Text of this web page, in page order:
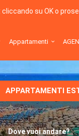
su OK o
Appartamenti
APPARTAMENTI
Dove vuoi andare?